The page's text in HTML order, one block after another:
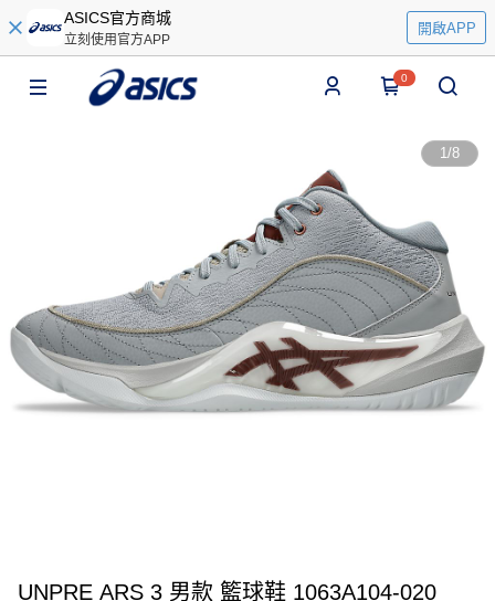
ASICS官方商城
立刻使用官方APP
開啟APP
0
1/8
UNPRE ARS 3 男款 籃球鞋 1063A104-020